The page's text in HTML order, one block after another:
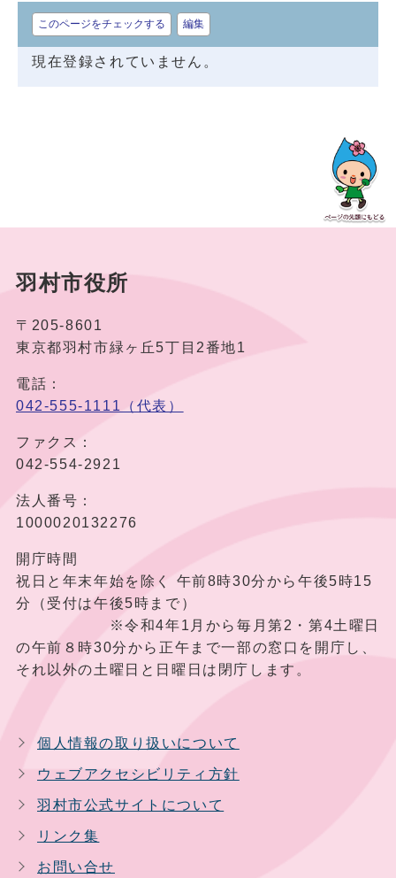
このページをチェックする 編集
現在登録されていません。
羽村市役所
〒205-8601
東京都羽村市緑ヶ丘5丁目2番地1
電話：
042-555-1111（代表）
ファクス：
042-554-2921
法人番号：
1000020132276
開庁時間
祝日と年末年始を除く 午前8時30分から午後5時15
分（受付は午後5時まで）
※令和4年1月から毎月第2・第4土曜日
の午前８時30分から正午まで一部の窓口を開庁し、
それ以外の土曜日と日曜日は閉庁します。
個人情報の取り扱いについて
ウェブアクセシビリティ方針
羽村市公式サイトについて
リンク集
お問い合せ